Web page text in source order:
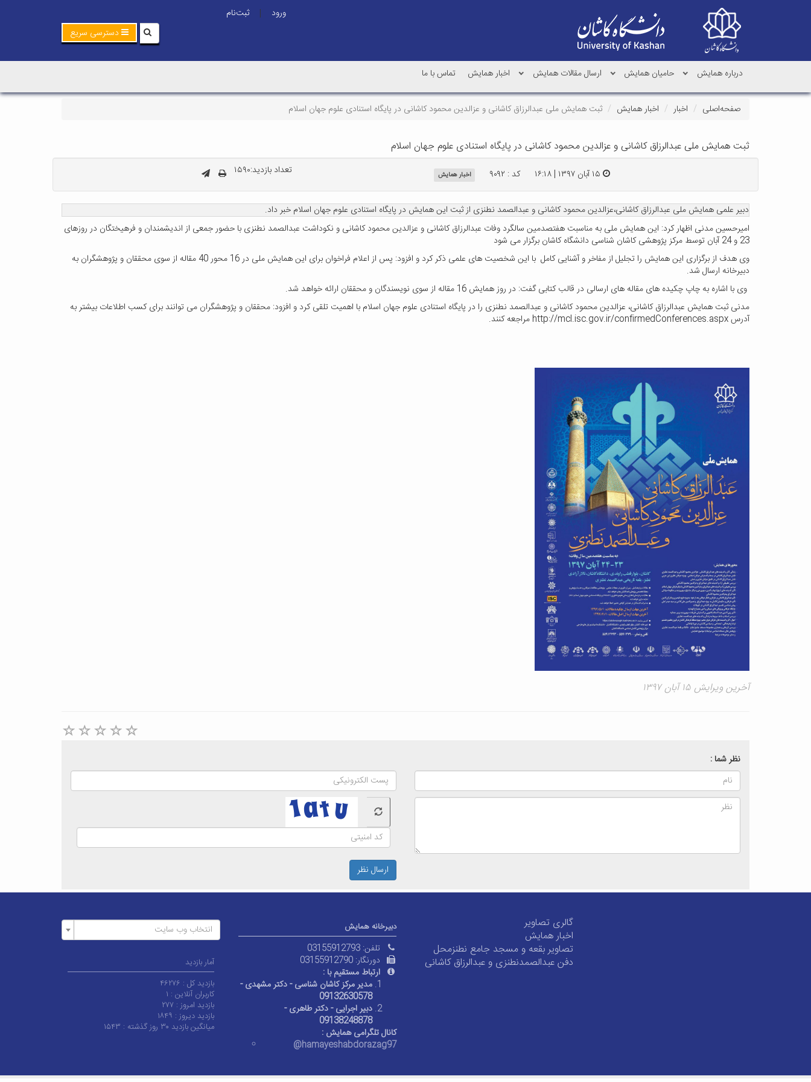
ورود |
ثبت‌نام
دسترسی سریع
درباره همایش حامیان همایش ارسال مقالات همایش اخبار همایش تماس با ما
صفحه‌اصلی اخبار اخبار همایش ثبت همایش ملی عبدالرزاق کاشانی و عزالدین محمود کاشانی در پایگاه استنادی علوم جهان اسلام
ثبت همایش ملی عبدالرزاق کاشانی و عزالدین محمود کاشانی در پایگاه استنادی علوم جهان اسلام
کد : ۹۰۹۲ اخبار همایش تعداد بازدید:۱۵۹۰
دبیر علمی همایش ملی عبدالرزاق کاشانی،عزالدین محمود کاشانی و عبدالصمد نطنزی از ثبت این همایش در پایگاه استنادی علوم جهان اسلام خبر داد.
امیرحسین مدنی اظهار کرد: این همایش ملی به مناسبت هفتصدمین سالگرد وفات عبدالرزاق کاشانی و عزالدین محمود کاشانی و نکوداشت عبدالصمد نطنزی با حضور جمعی از اندیشمندان و فرهیختگان در روزهای
23 و 24 آبان توسط مرکز پژوهشی کاشان شناسی دانشگاه کاشان برگزار می شود
وی هدف از برگزاری این همایش را تجلیل از مفاخر و آشنایی کامل با این شخصیت های علمی ذکر کرد و افزود: پس از اعلام فراخوان برای این همایش ملی در 16 محور 40 مقاله از سوی محققان و پژوهشگران به
دبیرخانه ارسال شد.
وی با اشاره به چاپ چکیده های مقاله های ارسالی در قالب کتابی گفت: در روز همایش 16 مقاله از سوی نویسندگان و محققان ارائه خواهد شد.
مدنی ثبت همایش عبدالرزاق کاشانی، عزالدین محمود کاشانی و عبدالصمد نطنزی را در پایگاه استنادی علوم جهان اسلام با اهمیت تلقی کرد و افزود: محققان و پژوهشگران می توانند برای کسب اطلاعات بیشتر به
آدرس http://mcl.isc.gov.ir/confirmedConferences.aspx مراجعه کنند.
آخرین ویرایش ۱۵ آبان ۱۳۹۷
نظر شما :
ارسال نظر
گالری تصاویر
اخبار همایش
تصاویر بقعه و مسجد جامع نطنزمحل
دفن عبدالصمدنطنزی و عبدالرزاق کاشانی
دبیرخانه همایش
تلفن: 03155912793
دورنگار: 03155912790
ارتباط مستقیم با :
مدیر مرکز کاشان شناسی - دکتر مشهدی -
09132630578
دبیر اجرایی - دکتر طاهری -
09138248878
​کانال تلگرامی همایش :
@hamayeshabdorazag97
انتخاب وب سایت
آمار بازدید
بازدید کل : ۴۶۲۷۶
کاربران آنلاین : ۱
بازدید امروز : ۲۷۷
بازدید دیروز : ۱۸۴۹
میانگین بازدید ۳۰ روز گذشته :
۱۵۴۳